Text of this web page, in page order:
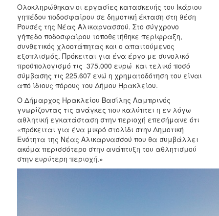
ΠΟΛΗΟλοκληρώθηκαν οι εργασίες κατασκευής του Ικάριου
γηπέδου ποδοσφαίρου σε δημοτική έκταση στη θέση
Ρουσές της Νέας Αλικαρνασσού. Στο σύγχρονο
γήπεδο ποδοσφαίρου τοποθετήθηκε περίφραξη,
συνθετικός χλοοτάπητας και ο απαιτούμενος
εξοπλισμός. Πρόκειται για ένα έργο με συνολικό
προϋπολογισμό τις 375.000 ευρώ και τελικό ποσό
σύμβασης τις 225.607 ενώ η χρηματοδότηση του είναι
από ίδιους πόρους του Δήμου Ηρακλείου.
Ο Δήμαρχος Ηρακλείου Βασίλης Λαμπρινός
γνωρίζοντας τις ανάγκες που καλύπτει η εν λόγω
αθλητική εγκατάσταση στην περιοχή επεσήμανε ότι
«πρόκειται για ένα μικρό στολίδι στην Δημοτική
Ενότητα της Νέας Αλικαρνασσού που θα συμβάλλει
ακόμα περισσότερο στην ανάπτυξη του αθλητισμού
στην ευρύτερη περιοχή.»